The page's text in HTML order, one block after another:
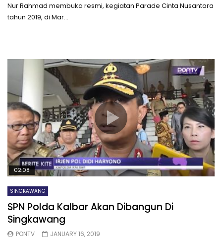
Nur Rahmad membuka resmi, kegiatan Parade Cinta Nusantara
tahun 2019, di Mar...
02:08
SINGKAWANG
SPN Polda Kalbar Akan Dibangun Di
Singkawang
PONTV JANUARY 16, 2019